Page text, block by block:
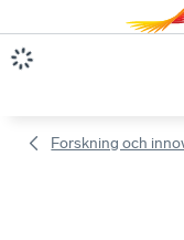
Forskning och